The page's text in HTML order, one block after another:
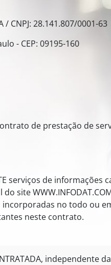
/ CNPJ: 28.141.807/0001-63
- CEP: 09195-160
de prestação de
serviços de
site
no todo ou
neste contrato.
independente